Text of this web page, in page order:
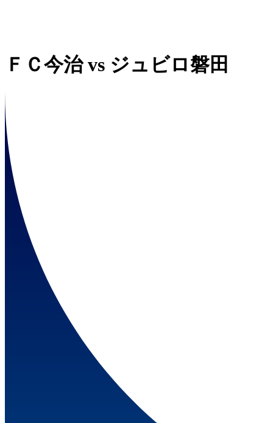
ＦＣ今治vs ジュビロ磐田